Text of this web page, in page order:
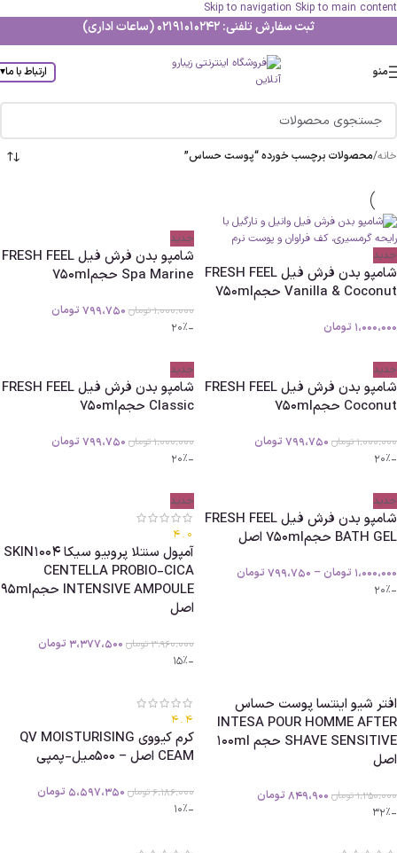
Skip to navigation Skip to main content
ثبت سفارش تلفنی: 02191010242 (ساعات اداری)
منو ارتباط با ما▾
خانه/محصولات برچسب خورده “پوست حساس”
جدید
شامپو بدن فرش فیل FRESH FEEL
Vanilla & Coconut حجم750ml
1،000،000 تومان
جدید
شامپو بدن فرش فیل FRESH FEEL
Spa Marine حجم750ml
1،000،000تومان 799،750 تومان
-20%
جدید
شامپو بدن فرش فیل FRESH FEEL
Coconut حجم750ml
1،000،000تومان 799،750 تومان
-20%
جدید
شامپو بدن فرش فیل FRESH FEEL
Classic حجم750ml
1،000،000تومان 799،750 تومان
-20%
جدید
شامپو بدن فرش فیل FRESH FEEL
BATH GEL حجم750ml اصل
1،000،000 تومان – 799،750 تومان
-20%
جدید
4.0
آمپول سنتلا پروبیو سیکا SKIN1004
CENTELLA PROBIO-CICA
INTENSIVE AMPOULE حجم95ml
اصل
3،960،000تومان 3،377،500 تومان
-15%
افتر شیو اینتسا پوست حساس
INTESA POUR HOMME AFTER
SHAVE SENSITIVE حجم 100ml
اصل
1،250،000تومان 849،900 تومان
-32%
4.4
کرم کیووی QV MOISTURISING
CEAM اصل – 500میل-پمپی
6،186،000تومان 5،597،350 تومان
-10%